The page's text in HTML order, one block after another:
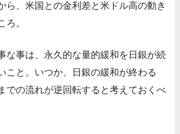
ら、米国との金利差と米ドル高の動き
ろ。
な事は、永久的な量的緩和を日銀が続
こと。いつか、日銀の緩和が終わる
での流れが逆回転すると考えておくべ